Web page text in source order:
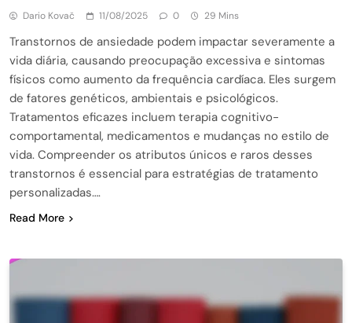
Dario Kovač 11/08/2025 0 29 Mins
Transtornos de ansiedade podem impactar severamente a
vida diária, causando preocupação excessiva e sintomas
físicos como aumento da frequência cardíaca. Eles surgem
de fatores genéticos, ambientais e psicológicos.
Tratamentos eficazes incluem terapia cognitivo-
comportamental, medicamentos e mudanças no estilo de
vida. Compreender os atributos únicos e raros desses
transtornos é essencial para estratégias de tratamento
personalizadas….
Read More